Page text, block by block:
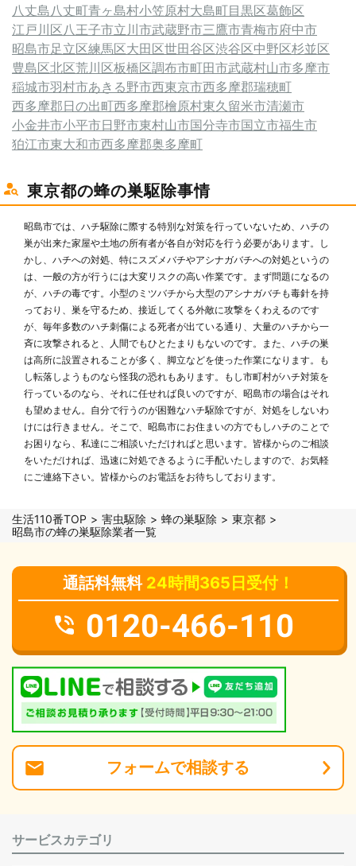
八丈島八丈町青ヶ島村小笠原村大島町目黒区葛飾区
江戸川区 八王子市立川市武蔵野市三鷹市青梅市府中市
昭島市足立区練馬区大田区世田谷区渋谷区中野区杉並区
豊島区北区荒川区板橋区調布市町田市武蔵村山市多摩市
稲城市羽村市あきる野市西東京市西多摩郡瑞穂町
西多摩郡日の出町西多摩郡檜原村東久留米市清瀬市
小金井市小平市日野市東村山市国分寺市国立市福生市
狛江市東大和市西多摩郡奥多摩町
東京都の蜂の巣駆除事情
昭島市では、ハチ駆除に際する特別な対策を行っていないため、ハチの
巣が出来た家屋や土地の所有者が各自が対応を行う必要があります。し
かし、ハチへの対処、特にスズメバチやアシナガバチへの対処というの
は、一般の方が行うには大変リスクの高い作業です。まず問題になるの
が、ハチの毒です。小型のミツバチから大型のアシナガバチも毒針を持
っており、巣を守るため、接近してくる外敵に攻撃をくわえるのです
が、毎年多数のハチ刺傷による死者が出ている通り、大量のハチから一
斉に攻撃されると、人間でもひとたまりもないのです。また、ハチの巣
は高所に設置されることが多く、脚立などを使った作業になります。も
し転落しようものなら怪我の恐れもあります。もし市町村がハチ対策を
行っているのなら、それに任せれば良いのですが、昭島市の場合はそれ
も望めません。自分で行うのが困難なハチ駆除ですが、対処をしないわ
けには行きません。そこで、昭島市にお住まいの方でもしハチのことで
お困りなら、私達にご相談いただければと思います。皆様からのご相談
をいただければ、迅速に対処できるように手配いたしますので、お気軽
にご連絡下さい。皆様からのお電話をお待ちしております。
生活110番TOP 害虫駆除 蜂の巣駆除
東京都
昭島市の蜂の巣駆除業者一覧
通話料無料 24時間365日受付！
0120-466-110
フォームで相談する
サービスカテゴリ